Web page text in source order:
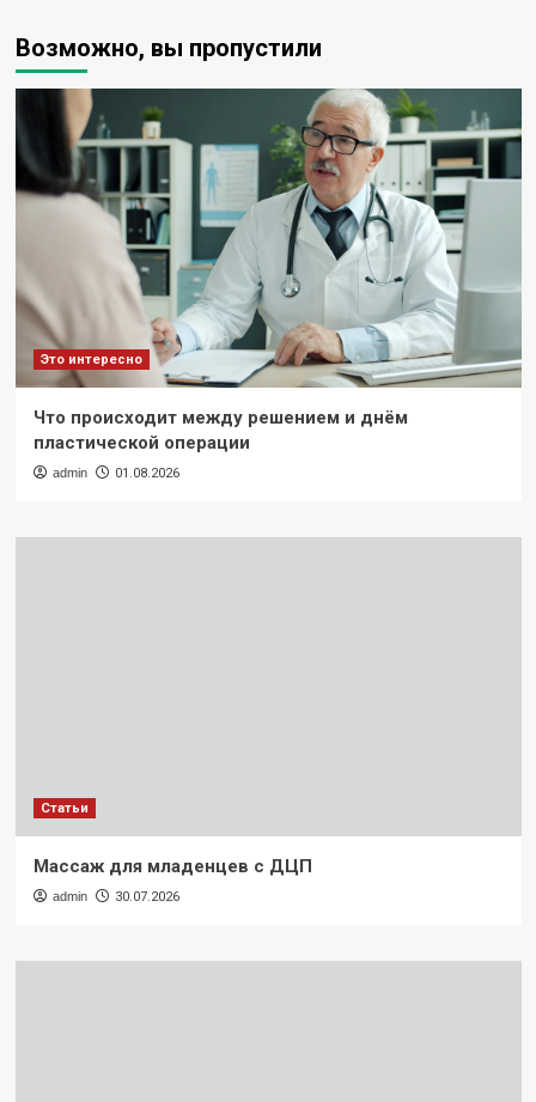
знать
порогах
на
автомобиле
Возможно, вы пропустили
Это интересно
Что происходит между решением и днём
пластической операции
admin 01.08.2026
Статьи
Массаж для младенцев с ДЦП
admin 30.07.2026